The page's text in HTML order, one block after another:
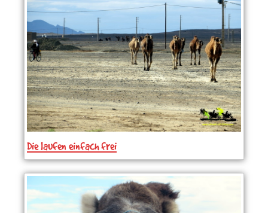
Die laufen einfach frei